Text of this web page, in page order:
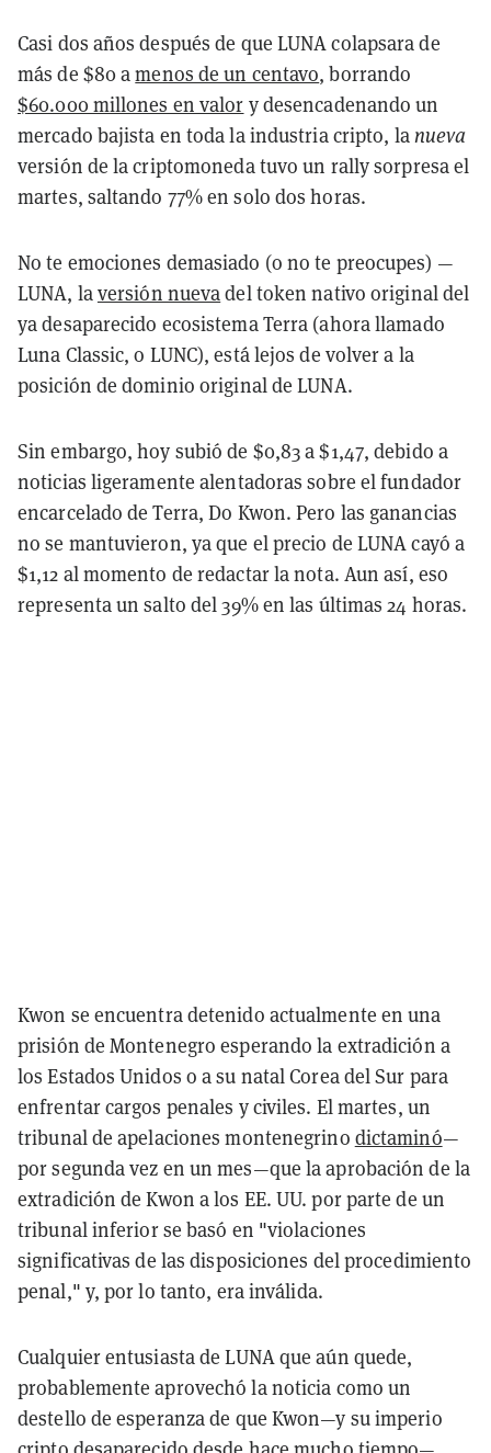
Casi dos años después de que LUNA colapsara de
más de $80 amenos de un centavo, borrando
$60.000 millones en valor y desencadenando un
mercado bajista en toda la industria cripto, lanueva
versión de la criptomoneda tuvo un rally sorpresa el
martes, saltando 77% en solo dos horas.
No te emociones demasiado (o no te preocupes) —
LUNA, laversión nuevadel token nativo original del
ya desaparecido ecosistema Terra (ahora llamado
Luna Classic, o LUNC), está lejos de volver a la
posición de dominio original de LUNA.
Sin embargo, hoy subió de $0,83 a $1,47, debido a
noticias ligeramente alentadoras sobre el fundador
encarcelado de Terra, Do Kwon. Pero las ganancias
no se mantuvieron, ya que el precio de LUNA cayó a
$1,12 al momento de redactar la nota. Aun así, eso
representa un salto del 39% en las últimas 24 horas.
Kwon se encuentra detenido actualmente en una
prisión de Montenegro esperando la extradición a
los Estados Unidos o a su natal Corea del Sur para
enfrentar cargos penales y civiles. El martes, un
tribunal de apelaciones montenegrino dictaminó—
por segunda vez en un mes—que la aprobación de la
extradición de Kwon a los EE. UU. por parte de un
tribunal inferior se basó en "violaciones
significativas de las disposiciones del procedimiento
penal," y, por lo tanto, era inválida.
Cualquier entusiasta de LUNA que aún quede,
probablemente aprovechó la noticia como un
destello de esperanza de que Kwon—y su imperio